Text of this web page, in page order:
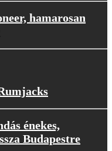
hamarosan
énekes,
Budapestre